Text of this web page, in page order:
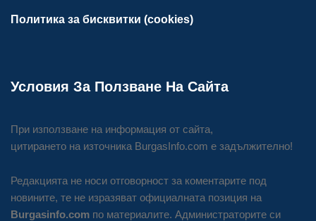
Политика за бисквитки (cookies)
Условия За Ползване На Сайта
При използване на информация от сайта,
цитирането на източника BurgasInfo.com е задължително!
Редакцията не носи отговорност за коментарите под
новините, те не изразяват официалната позиция на
Burgasinfo.com по материалите. Администраторите си